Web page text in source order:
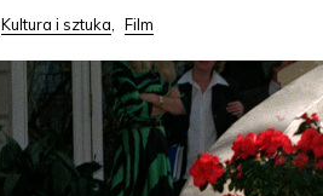
Kultura i sztuka, Film